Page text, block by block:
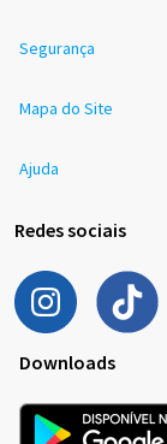
Segurança
Mapa do Site
Ajuda
Redes sociais
Downloads